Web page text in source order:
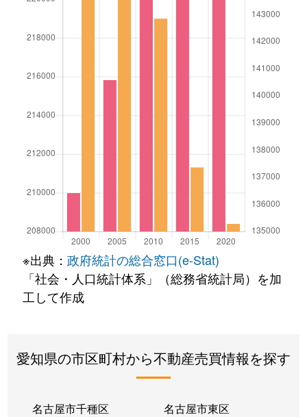
※出典： 政府統計の総合窓口(e-Stat)
「社会・人口統計体系」（総務省統計局）を加
工して作成
愛知県の市区町村から不動産売買情報を探す
名古屋市千種区 名古屋市東区